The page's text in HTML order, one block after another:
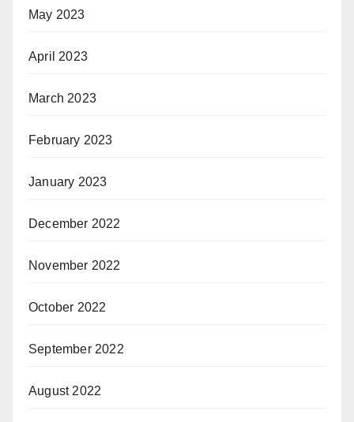
May 2023
April 2023
March 2023
February 2023
January 2023
December 2022
November 2022
October 2022
September 2022
August 2022